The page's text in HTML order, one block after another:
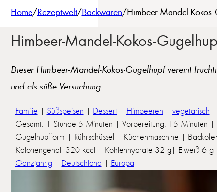
Home/Rezeptwelt/Backwaren/Himbeer-Mandel-
Himbeer-Mandel-Kokos-
Dieser Himbeer-Mandel-Kokos-Gugelhupf vereint
und als süße Versuchung.
Familie | Süßspeisen | Dessert| Himbeeren | vegetarisch
Gesamt: 1 Stunde 5 Minuten | Vorbereitung: 15 Minuten
Gugelhupfform | Rührschüssel | Küchenmaschine |
Kaloriengehalt 320 kcal | Kohlenhydrate 32 g| Eiweiß 6
Ganzjährig | Deutschland | Europa